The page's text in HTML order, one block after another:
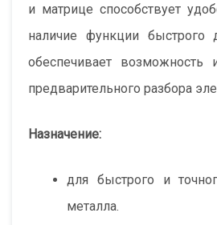
и матрице способствует
наличие функции быстрого
обеспечивает возможность
предварительного разбора
Назначение:
для быстрого и
металла.